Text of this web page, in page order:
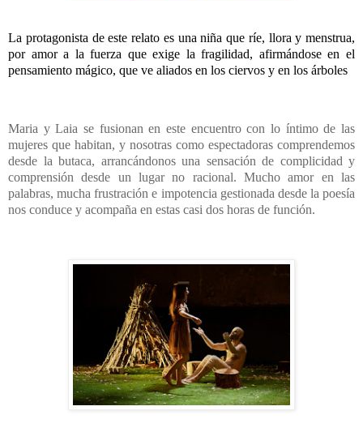
La protagonista de este relato es una niña que ríe, llora y menstrua,
por amor a la fuerza que exige la fragilidad, afirmándose en el
pensamiento mágico, que ve aliados en los ciervos y en los árboles
Maria y Laia se fusionan en este encuentro con lo íntimo de las
mujeres que habitan, y nosotras como espectadoras comprendemos
desde la butaca, arrancándonos una sensación de complicidad y
comprensión desde un lugar no racional. Mucho amor en las
palabras, mucha frustración e impotencia gestionada desde la poesía
nos conduce y acompaña en estas casi dos horas de función.